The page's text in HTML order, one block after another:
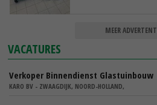
MEER
VACATURES
Verkoper Binnendienst Glastuinbouw
KARO BV - ZWAAGDIJK, NOORD-HOLLAND,